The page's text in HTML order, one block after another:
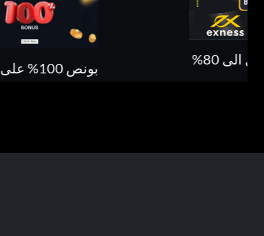
بونص 30% حتى 500 دولار